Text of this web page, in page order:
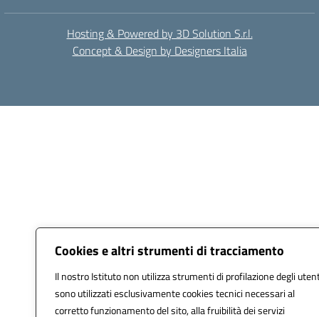
Cookies e altri strumenti di tracciamento
Il nostro Istituto non utilizza strumenti di profilazione degli
sono utilizzati esclusivamente cookies tecnici necessari al
corretto funzionamento del sito, alla fruibilità dei servizi
Hosting & Powered by 3D Solution S.r.l.
Concept & Design by Designers Italia